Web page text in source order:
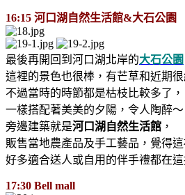
16:15 河口湖自然生活館&大石公園
最後再開回到河口湖北岸的大石公園
這裡的景色也很棒，有芒草和近期
不過當時的時節都是枯枝比較多了，
一樣搭配著美美的夕陽，令人陶醉～
旁邊建築就是河口湖自然生活館 ，
販售當地農產品及手工藝品，覺得這
好多適合送人或自用的伴手禮都在
17:30 Bell mall